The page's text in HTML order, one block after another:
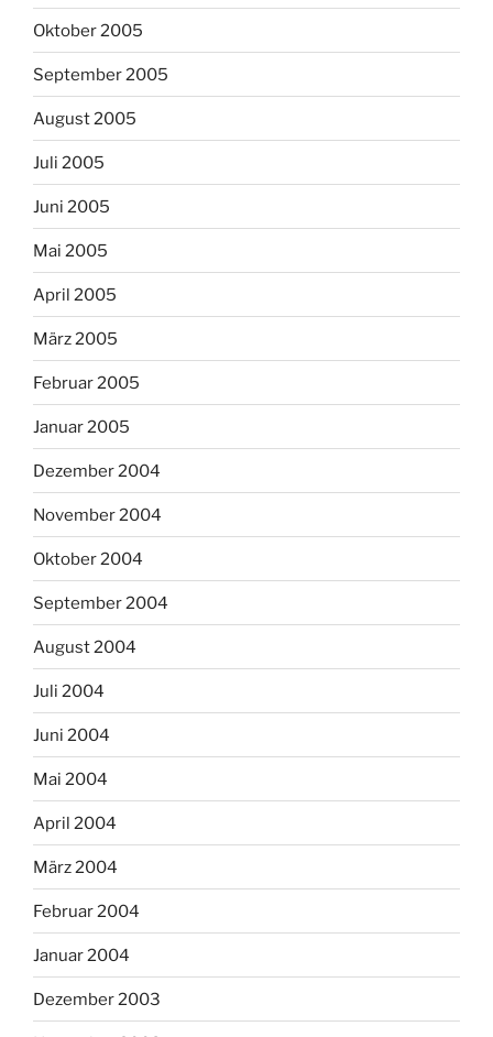
Oktober 2005
September 2005
August 2005
Juli 2005
Juni 2005
Mai 2005
April 2005
März 2005
Februar 2005
Januar 2005
Dezember 2004
November 2004
Oktober 2004
September 2004
August 2004
Juli 2004
Juni 2004
Mai 2004
April 2004
März 2004
Februar 2004
Januar 2004
Dezember 2003